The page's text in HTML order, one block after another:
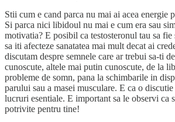
Stii cum e cand parca nu mai ai acea energie
Si parca nici libidoul nu mai e cum era sau
motivatia? E posibil ca testosteronul tau sa fie
sa iti afecteze sanatatea mai mult decat ai
discutam despre semnele care ar trebui sa-ti
cunoscute, altele mai putin cunoscute, de la
probleme de somn, pana la schimbarile in
parului sau a masei musculare. E ca o
lucruri esentiale. E important sa le observi ca
potrivite pentru tine!